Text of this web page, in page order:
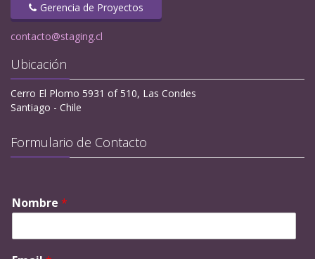
Gerencia de Proyectos
contacto@staging.cl
Ubicación
Cerro El Plomo 5931 of 510, Las Condes
Santiago - Chile
Formulario de Contacto
Nombre *